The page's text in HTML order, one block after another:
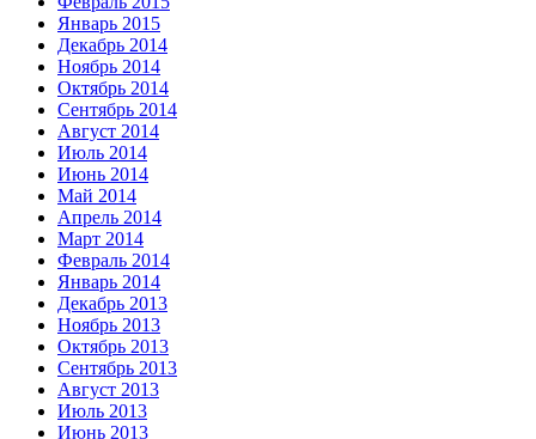
Январь 2015
Декабрь 2014
Ноябрь 2014
Октябрь 2014
Сентябрь 2014
Август 2014
Июль 2014
Июнь 2014
Май 2014
Апрель 2014
Март 2014
Февраль 2014
Январь 2014
Декабрь 2013
Ноябрь 2013
Октябрь 2013
Сентябрь 2013
Август 2013
Июль 2013
Июнь 2013